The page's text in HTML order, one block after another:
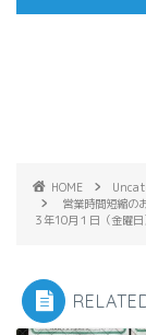
HOME
営業時間短縮の
３年10月１日（金曜